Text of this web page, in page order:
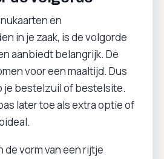
en
in je zaak, is de volgorde
aanbiedt belangrijk. De
voor een maaltijd. Dus
je bestelzuil of bestelsite.
later toe als extra optie of
de vorm van een rijtje